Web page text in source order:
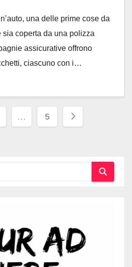
una delle prime cose da
sia coperta da una polizza
assicurative offrono
ciascuno con i…
… 5